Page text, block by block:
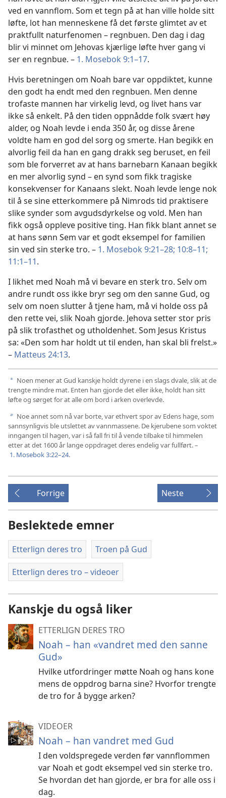
ved en vannflom. Som et tegn på at han ville holde sitt
løfte, lot han menneskene få det første glimtet av et
praktfullt naturfenomen – regnbuen. Den dag i dag
blir vi minnet om Jehovas kjærlige løfte hver gang vi
ser en regnbue. – 1. Mosebok 9:1–17.
Hvis beretningen om Noah bare var oppdiktet, kunne
den godt ha endt med den regnbuen. Men denne
trofaste mannen har virkelig levd, og livet hans var
ikke så enkelt. På den tiden oppnådde folk svært høy
alder, og Noah levde i enda 350 år, og disse årene
voldte ham en god del sorg og smerte. Han begikk en
alvorlig feil da han en gang drakk seg beruset, en feil
som ble forverret av at hans barnebarn Kanaan begikk
en mer alvorlig synd – en synd som fikk tragiske
konsekvenser for Kanaans slekt. Noah levde lenge nok
til å se sine etterkommere på Nimrods tid praktisere
slike synder som avgudsdyrkelse og vold. Men han
fikk også oppleve positive ting. Han fikk blant annet se
at hans sønn Sem var et godt eksempel for familien
sin ved sin sterke tro. – 1. Mosebok 9:21–28; 10:8–11;
11:1–11.
I likhet med Noah må vi bevare en sterk tro. Selv om
andre rundt oss ikke bryr seg om den sanne Gud, og
selv om noen slutter å tjene ham, må vi holde oss på
den rette vei, slik Noah gjorde. Jehova setter stor pris
på slik trofasthet og utholdenhet. Som Jesus Kristus
sa: «Den som har holdt ut til enden, han skal bli frelst.»
– Matteus 24:13.
a Noen mener at Gud kanskje holdt dyrene i en slags dvale, slik at de
trengte mindre mat. Enten han gjorde det eller ikke, holdt han sitt
løfte og sørget for at alle om bord i arken overlevde.
b Noe annet som nå var borte, var ethvert spor av Edens hage, som
sannsynligvis ble utslettet av vannmassene. De kjerubene som voktet
inngangen til hagen, var i så fall fri til å vende tilbake til himmelen
etter at det 1600 år lange oppdraget deres endelig var fullført. –
1. Mosebok 3:22–24.
Forrige Neste
Beslektede emner
Etterlign deres tro Troen på Gud
Etterlign deres tro – videoer
Kanskje du også liker
ETTERLIGN DERES TRO
Noah – han «vandret med den sanne
Gud»
Hvilke utfordringer møtte Noah og hans kone
mens de oppdrog barna sine? Hvorfor trengte
de tro for å bygge arken?
VIDEOER
Noah – han vandret med Gud
I den voldspregede verden før vannflommen
var Noah et godt eksempel ved sin sterke tro.
Se hvordan det han gjorde, er bra for alle oss i
dag.